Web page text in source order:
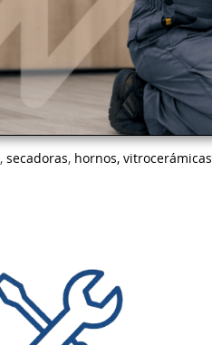
, secadoras, hornos, vitrocerámicas